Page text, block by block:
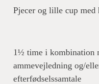
Pjecer og lille cup med
1½ time i kombination
ammevejledning og/
efterfødselssamtale